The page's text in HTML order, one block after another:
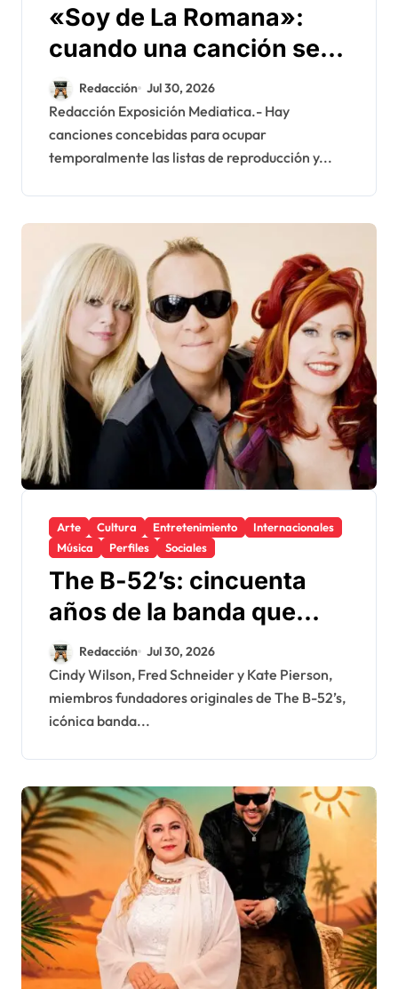
«Soy de La Romana»:
cuando una canción se
convierte en patrimonio
emocional de una ciudad
Redacción Jul 30, 2026
Redacción Exposición Mediatica.- Hay
canciones concebidas para ocupar
temporalmente las listas de reproducción y...
Arte Cultura Entretenimiento
Internacionales
Música
Perfiles Sociales
The B-52’s: cincuenta
años de la banda que
convirtió la
extravagancia en un
lenguaje universal
Redacción Jul 30, 2026
Cindy Wilson, Fred Schneider y Kate Pierson,
miembros fundadores originales de The B-52’s,
icónica banda...